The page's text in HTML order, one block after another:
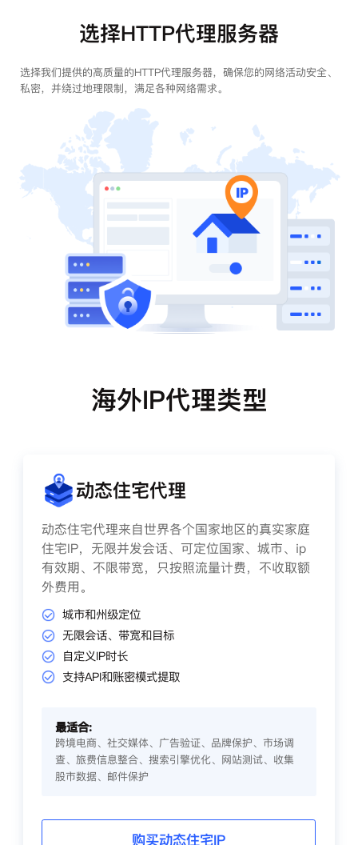
选择HTTP代理服务器
选择我们提供的高质量的HTTP代理服务器，确保您的网络活动安全、
私密，并绕过地理限制，满足各种网络需求。
海外IP代理类型
动态住宅代理
动态住宅代理来自世界各个国家地区的真实家庭
住宅IP，无限并发会话、可定位国家、城市、ip
有效期、不限带宽，只按照流量计费，不收取额
外费用。
城市和州级定位
无限会话、带宽和目标
自定义IP时长
支持API和账密模式提取
最适合:
跨境电商、社交媒体、广告验证、品牌保护、市场调
查、旅费信息整合、搜索引擎优化、网站测试、收集
股市数据、邮件保护
购买动态住宅IP